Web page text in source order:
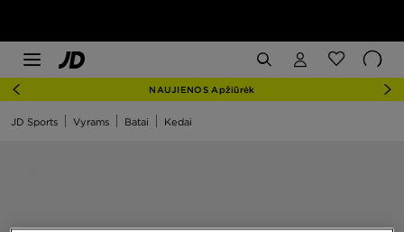
NAUJIENOS Apžiūrėk
JD Sports Vyrams Batai Kedai